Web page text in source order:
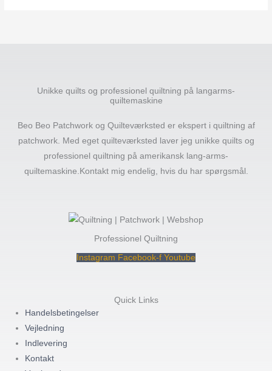
Unikke quilts og professionel quiltning på langarms-
quiltemaskine
Beo Beo Patchwork og Quilteværksted er ekspert i quiltning af
patchwork. Med eget quilteværksted laver jeg unikke quilts og
professionel quiltning på amerikansk lang-arms-
quiltemaskine.Kontakt mig endelig, hvis du har spørgsmål.
Professionel Quiltning
Instagram Facebook-f Youtube
Quick Links
Handelsbetingelser
Vejledning
Indlevering
Kontakt